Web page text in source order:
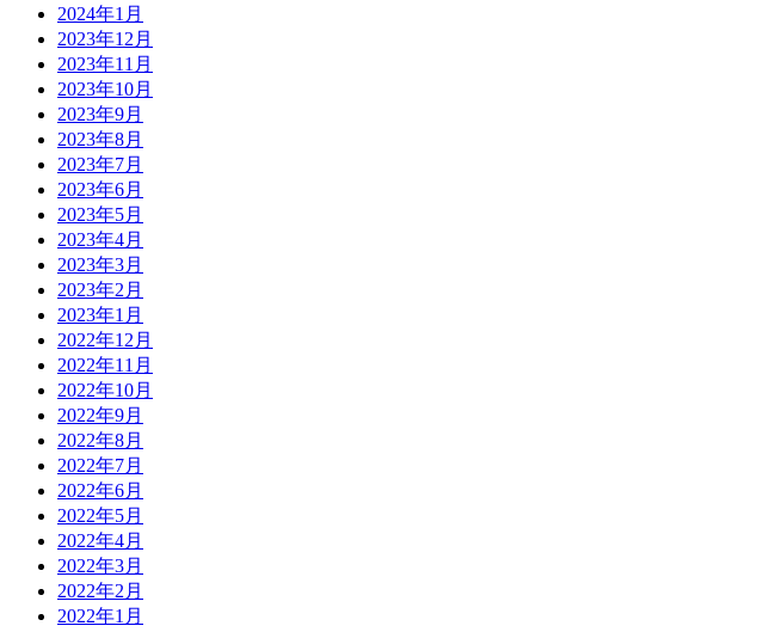
2024年1月
2023年12月
2023年11月
2023年10月
2023年9月
2023年8月
2023年7月
2023年6月
2023年5月
2023年4月
2023年3月
2023年2月
2023年1月
2022年12月
2022年11月
2022年10月
2022年9月
2022年8月
2022年7月
2022年6月
2022年5月
2022年4月
2022年3月
2022年2月
2022年1月